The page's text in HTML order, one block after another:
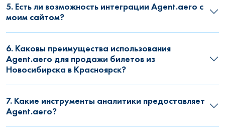
5. Есть ли возможность интеграции Agent.aero с
моим сайтом?
6. Каковы преимущества использования
Agent.aero для продажи билетов из
Новосибирска в Красноярск?
7. Какие инструменты аналитики предоставляет
Agent.aero?